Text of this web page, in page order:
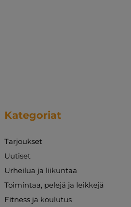
Kategoriat
Tarjoukset
Uutiset
Urheilua ja liikuntaa
Toimintaa, pelejä ja leikkejä
Fitness ja koulutus